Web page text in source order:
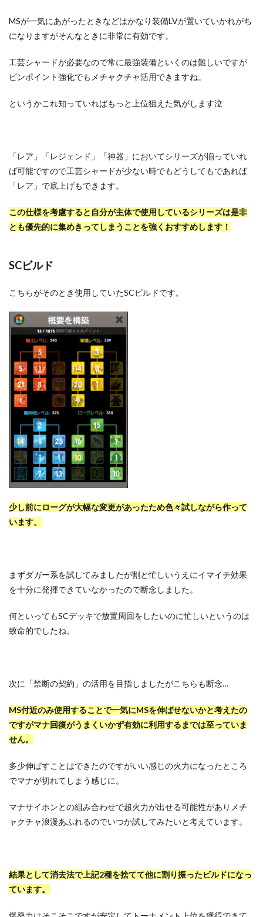
MSが一気にあがったときなどはかなり装備LVが置いていかれがち
になりますがそんなときに非常に有効です。
工芸シャードが必要なので常に最強装備といくのは難しいですが
ピンポイント強化でもメチャクチャ活用できますね。
というかこれ知っていればもっと上位狙えた気がします泣
「レア」「レジェンド」「神器」においてシリーズが揃っていれ
ば可能ですので工芸シャードが少ない時でもどうしてもであれば
「レア」で底上げもできます。
この仕様を考慮すると自分が主体で使用しているシリーズは是非
とも優先的に集めきってしまうことを強くおすすめします！
SCビルド
こちらがそのとき使用していたSCビルドです。
少し前にローグが大幅な変更があったため色々試しながら作って
います。
まずダガー系を試してみましたが割と忙しいうえにイマイチ効果
を十分に発揮できていなかったので断念しました。
何といってもSCデッキで放置周回をしたいのに忙しいというのは
致命的でしたね。
次に「禁断の契約」の活用を目指しましたがこちらも断念…
MS付近のみ使用することで一気にMSを伸ばせないかと考えたの
ですがマナ回復がうまくいかず有効に利用するまでは至っていま
せん。
多少伸ばすことはできたのですがいい感じの火力になったところ
でマナが切れてしまう感じに。
マナサイホンとの組み合わせで超火力が出せる可能性がありメチ
ャクチャ浪漫あふれるのでいつか試してみたいと考えています。
結果として消去法で上記2種を捨てて他に割り振ったビルドになっ
ています。